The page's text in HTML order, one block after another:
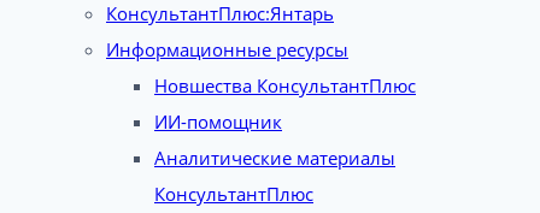
КонсультантПлюс:Янтарь
Информационные ресурсы
Новшества КонсультантПлюс
ИИ-помощник
Аналитические материалы
КонсультантПлюс